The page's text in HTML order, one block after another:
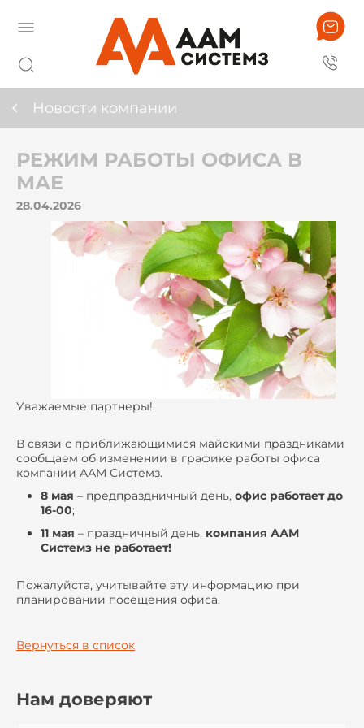
Новости компании
РЕЖИМ РАБОТЫ ОФИСА В
МАЕ
28.04.2026
Уважаемые партнеры!
В связи с приближающимися майскими праздниками
сообщаем об изменении в графике работы офиса
компании ААМ Системз.
8 мая – предпраздничный день, офис работаетдо
16-00;
11 мая – праздничный день, компания ААМ
Системз не работает!
Пожалуйста, учитывайте эту информацию при
планировании посещения офиса.
Вернуться в список
Нам доверяют